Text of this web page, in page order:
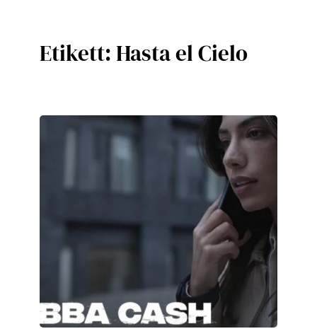
Etikett:Hasta el Cielo